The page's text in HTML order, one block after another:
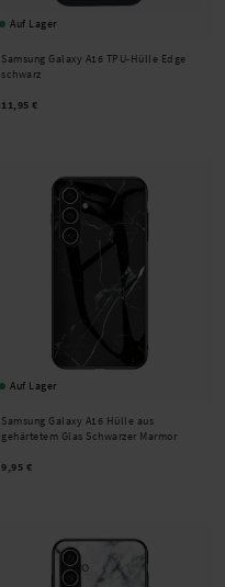
Auf Lager
Samsung Galaxy A16 TPU-Hülle Edge
schwarz
11,95 €
Auf Lager
Samsung Galaxy A16 Hülle aus
gehärtetem Glas Schwarzer Marmor
9,95 €